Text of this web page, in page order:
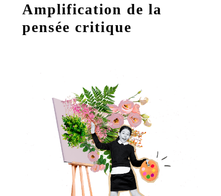
Amplification de la
pensée critique